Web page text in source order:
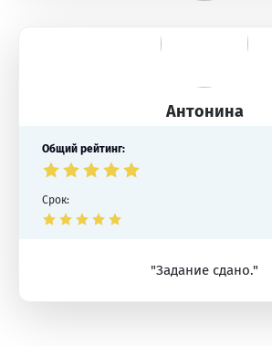
Антонина
Общий рейтинг:
Срок:
"Задание сдано."